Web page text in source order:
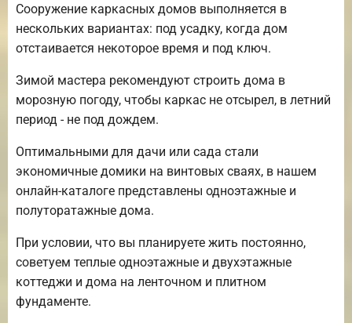
Сооружение каркасных домов выполняется в
нескольких вариантах: под усадку, когда дом
отстаивается некоторое время и под ключ.
Зимой мастера рекомендуют строить дома в
морозную погоду, чтобы каркас не отсырел, в летний
период - не под дождем.
Оптимальными для дачи или сада стали
экономичные домики на винтовых сваях, в нашем
онлайн-каталоге представлены одноэтажные и
полуторатажные дома.
При условии, что вы планируете жить постоянно,
советуем теплые одноэтажные и двухэтажные
коттеджи и дома на ленточном и плитном
фундаменте.